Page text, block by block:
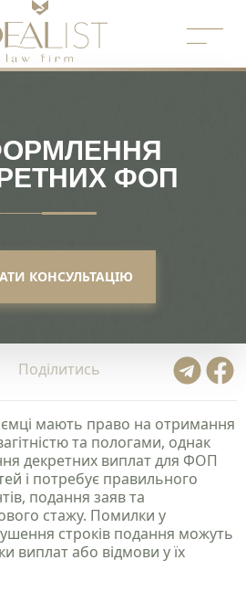
ФОП
КОНСУЛЬТАЦІЮ
Поділитись
мають право на отримання
та пологами, однак
декретних виплат для ФОП
і потребує правильного
подання заяв та
стажу. Помилки у
строків подання можуть
виплат або відмови у їх